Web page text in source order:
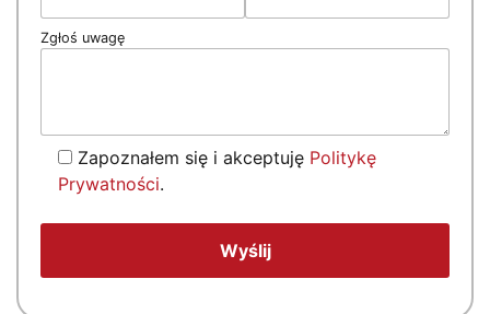
Zgłoś uwagę
Zapoznałem się i akceptuję Politykę
Prywatności.